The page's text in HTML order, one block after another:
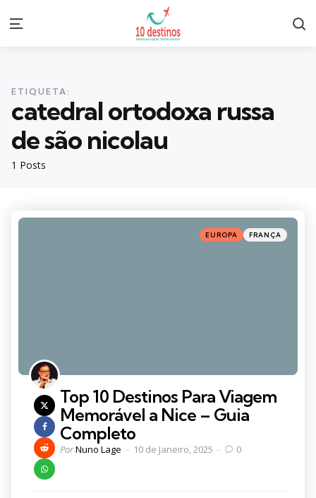
Menu
1 Posts
ETIQUETA:
catedral ortodoxa russa
de são nicolau
Categories
Posted
in
EUROPA FRANÇA
Top 10 Destinos Para Viagem
Memorável a Nice – Guia
Completo
Posted
PorNuno Lage 10 de Janeiro, 2025 0